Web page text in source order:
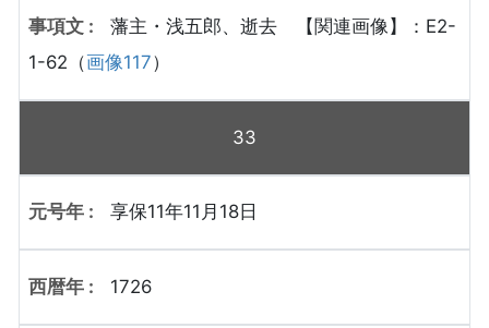
藩主・浅五郎、逝去 【関連画像】：E2-
1-62（画像117）
33
享保11年11月18日
1726